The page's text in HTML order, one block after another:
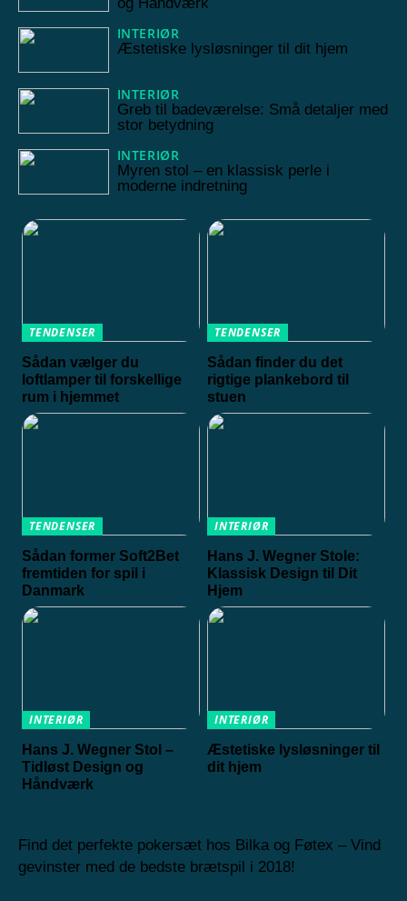
INTERIØR
Æstetiske lysløsninger til dit hjem
INTERIØR
Greb til badeværelse: Små detaljer med
stor betydning
INTERIØR
Myren stol – en klassisk perle i
moderne indretning
TENDENSER
Sådan vælger du
loftlamper til forskellige
rum i hjemmet
TENDENSER
Sådan finder du det
rigtige plankebord til
stuen
TENDENSER
Sådan former Soft2Bet
fremtiden for spil i
Danmark
INTERIØR
Hans J. Wegner Stole:
Klassisk Design til Dit
Hjem
INTERIØR
Hans J. Wegner Stol –
Tidløst Design og
Håndværk
INTERIØR
Æstetiske lysløsninger til
dit hjem
Find det perfekte pokersæt hos Bilka og Føtex – Vind
gevinster med de bedste brætspil i 2018!